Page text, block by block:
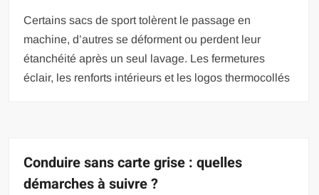
Certains sacs de sport tolèrent le passage en
machine, d’autres se déforment ou perdent leur
étanchéité après un seul lavage. Les fermetures
éclair, les renforts intérieurs et les logos thermocollés
Conduire sans carte grise : quelles
démarches à suivre ?